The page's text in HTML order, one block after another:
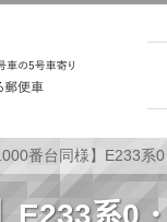
番台同様】E233
E233系0